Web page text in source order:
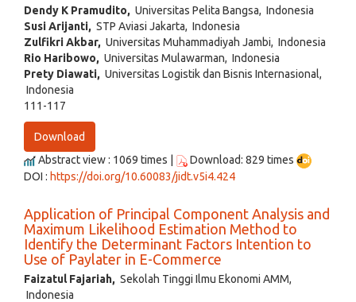
Dendy K Pramudito, Universitas Pelita Bangsa, Indonesia
Susi Arijanti, STP Aviasi Jakarta, Indonesia
Zulfikri Akbar, Universitas Muhammadiyah Jambi, Indonesia
Rio Haribowo, Universitas Mulawarman, Indonesia
Prety Diawati, Universitas Logistik dan Bisnis Internasional,
Indonesia
111-117
Download
Abstract view : 1069 times |
Download: 829 times
DOI : https://doi.org/10.60083/jidt.v5i4.424
Application of Principal Component Analysis and
Maximum Likelihood Estimation Method to
Identify the Determinant Factors Intention to
Use of Paylater in E-Commerce
Faizatul Fajariah, Sekolah Tinggi Ilmu Ekonomi AMM,
Indonesia